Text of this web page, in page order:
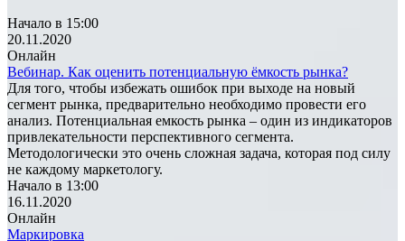
Начало в 15:00
20.11.2020
Онлайн
Вебинар. Как оценить потенциальную ёмкость рынка?
Для того, чтобы избежать ошибок при выходе на новый
сегмент рынка, предварительно необходимо провести его
анализ. Потенциальная емкость рынка – один из индикаторов
привлекательности перспективного сегмента.
Методологически это очень сложная задача, которая под силу
не каждому маркетологу.
Начало в 13:00
16.11.2020
Онлайн
Маркировка